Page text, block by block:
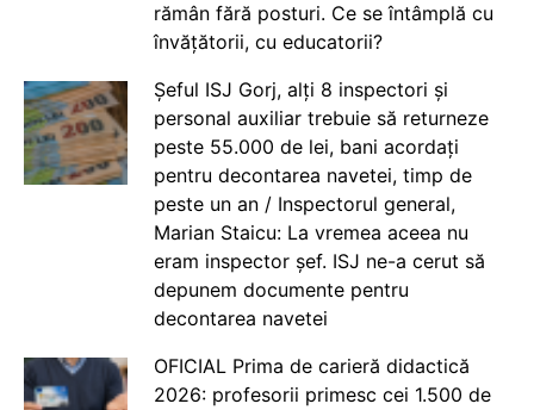
rămân fără posturi. Ce se întâmplă cu
învățătorii, cu educatorii?
Șeful ISJ Gorj, alți 8 inspectori și
personal auxiliar trebuie să returneze
peste 55.000 de lei, bani acordați
pentru decontarea navetei, timp de
peste un an / Inspectorul general,
Marian Staicu: La vremea aceea nu
eram inspector șef. ISJ ne-a cerut să
depunem documente pentru
decontarea navetei
OFICIAL Prima de carieră didactică
2026: profesorii primesc cei 1.500 de